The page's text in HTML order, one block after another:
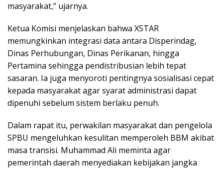
masyarakat,” ujarnya.
Ketua Komisi menjelaskan bahwa XSTAR
memungkinkan integrasi data antara Disperindag,
Dinas Perhubungan, Dinas Perikanan, hingga
Pertamina sehingga pendistribusian lebih tepat
sasaran. Ia juga menyoroti pentingnya sosialisasi cepat
kepada masyarakat agar syarat administrasi dapat
dipenuhi sebelum sistem berlaku penuh.
Dalam rapat itu, perwakilan masyarakat dan pengelola
SPBU mengeluhkan kesulitan memperoleh BBM akibat
masa transisi. Muhammad Ali meminta agar
pemerintah daerah menyediakan kebijakan jangka